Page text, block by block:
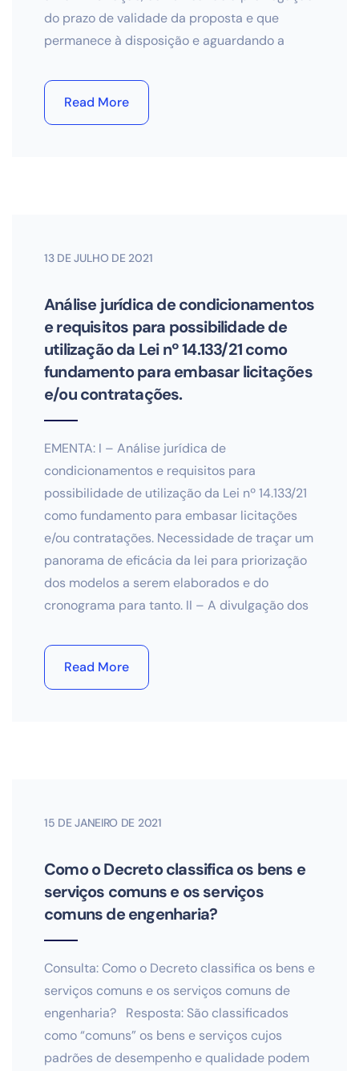
do prazo de validade da proposta e que
permanece à disposição e aguardando a
Read More
13 DE JULHO DE 2021
Análise jurídica de condicionamentos
e requisitos para possibilidade de
utilização da Lei nº 14.133/21 como
fundamento para embasar licitações
e/ou contratações.
EMENTA: I – Análise jurídica de
condicionamentos e requisitos para
possibilidade de utilização da Lei nº 14.133/21
como fundamento para embasar licitações
e/ou contratações. Necessidade de traçar um
panorama de eficácia da lei para priorização
dos modelos a serem elaborados e do
cronograma para tanto. II – A divulgação dos
Read More
15 DE JANEIRO DE 2021
Como o Decreto classifica os bens e
serviços comuns e os serviços
comuns de engenharia?
Consulta: Como o Decreto classifica os bens e
serviços comuns e os serviços comuns de
engenharia? Resposta: São classificados
como “comuns” os bens e serviços cujos
padrões de desempenho e qualidade podem